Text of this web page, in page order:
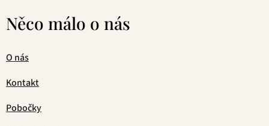
Něco málo o nás
O nás
Kontakt
Pobočky